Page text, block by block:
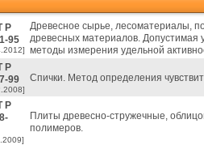
Р
95
Древесное сырье, лесоматериалы,
древесных материалов. Допустимая
методы измерения удельной
Р
99
Спички. Метод определения
Р
Плиты древесно-стружечные,
полимеров.